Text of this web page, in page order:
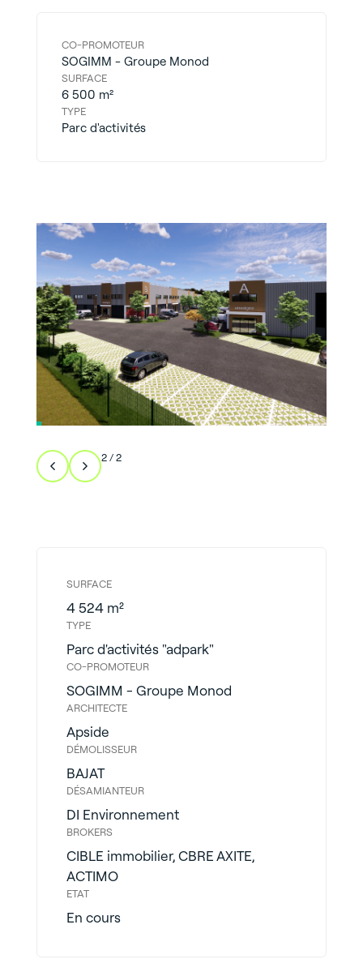
CO-PROMOTEUR
SOGIMM - Groupe Monod
SURFACE
6 500 m²​
TYPE
Parc d'activités
2/2
SURFACE
4 524 m²​
TYPE
Parc d'activités "adpark"
CO-PROMOTEUR
SOGIMM - Groupe Monod
ARCHITECTE
Apside
DÉMOLISSEUR
BAJAT
DÉSAMIANTEUR
DI Environnement
BROKERS
CIBLE immobilier, CBRE AXITE,
ACTIMO
ETAT
En cours